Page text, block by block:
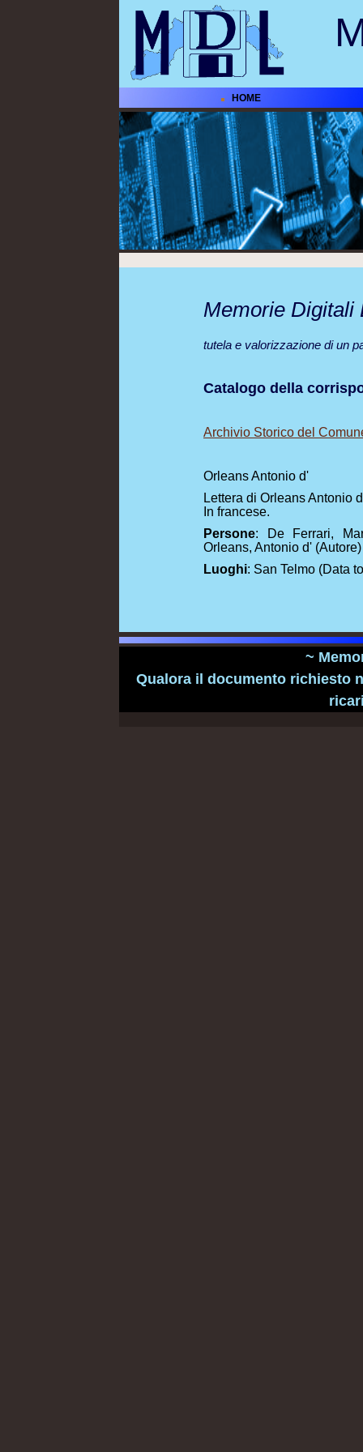
HOME
Memorie Digitali
tutela e valorizzazione di un
Catalogo della
Archivio Storico del
Orleans Antonio d'
Lettera di Orleans Antonio
In francese.
Persone: De Ferrari,
Orleans, Antonio d' (Autore)
Luoghi: San Telmo (Data
~
Qualora il documento richiesto